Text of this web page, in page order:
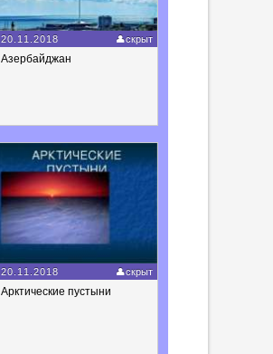
20.11.2018 скрыт
Азербайджан
20.11.2018 скрыт
Арктические пустыни